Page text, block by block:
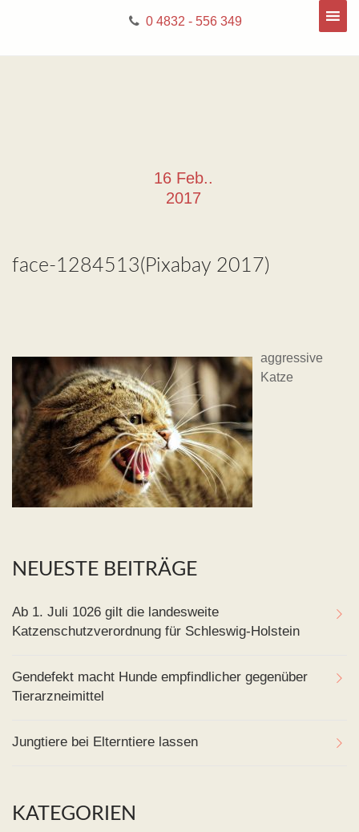
0 4832 - 556 349
16 Feb..
2017
face-1284513(Pixabay 2017)
aggressive
Katze
NEUESTE BEITRÄGE
Ab 1. Juli 1026 gilt die landesweite
Katzenschutzverordnung für Schleswig-Holstein
Gendefekt macht Hunde empfindlicher gegenüber
Tierarzneimittel
Jungtiere bei Elterntiere lassen
KATEGORIEN